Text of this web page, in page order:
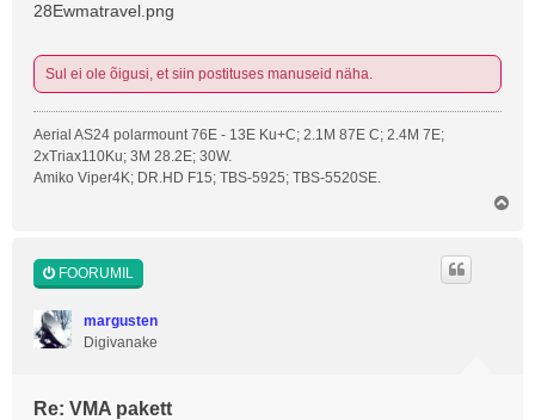
28Ewmatravel.png
Sul ei ole õigusi, et siin postituses manuseid näha.
Aerial AS24 polarmount 76E - 13E Ku+C; 2.1M 87E C; 2.4M 7E;
2xTriax110Ku; 3M 28.2E; 30W.
Amiko Viper4K; DR.HD F15; TBS-5925; TBS-5520SE.
FOORUMIL
margusten
Digivanake
Re: VMA pakett